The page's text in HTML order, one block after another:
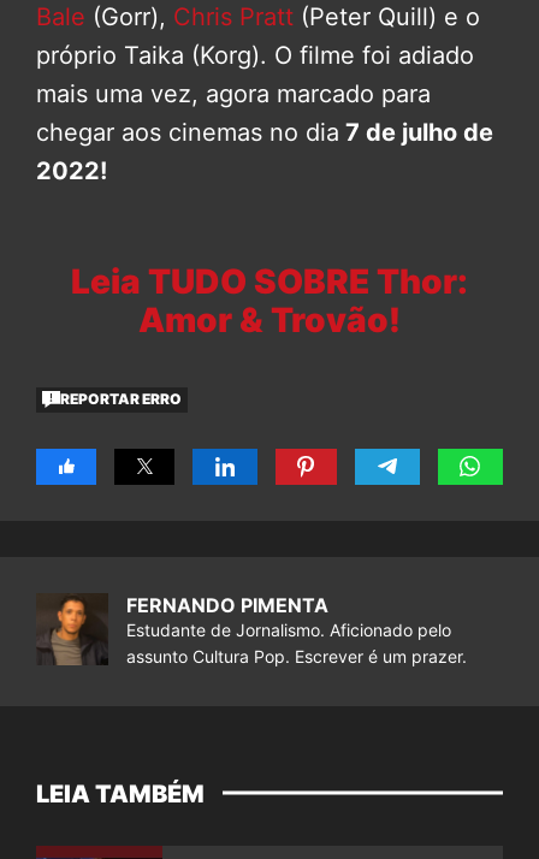
Bale (Gorr), Chris Pratt (Peter Quill) e o
próprio Taika (Korg). O filme foi adiado
mais uma vez, agora marcado para
chegar aos cinemas no dia 7 de julho de
2022!
Leia TUDO SOBRE Thor:
Amor & Trovão!
REPORTAR ERRO
FERNANDO PIMENTA
Estudante de Jornalismo. Aficionado pelo
assunto Cultura Pop. Escrever é um prazer.
LEIA TAMBÉM